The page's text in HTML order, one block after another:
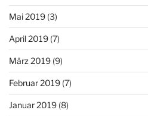
Mai 2019(3)
April 2019(7)
März 2019(9)
Februar 2019(7)
Januar 2019(8)